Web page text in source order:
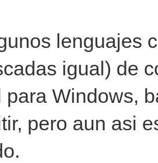
lenguajes
igual) de
para Windows,
pero aun asi